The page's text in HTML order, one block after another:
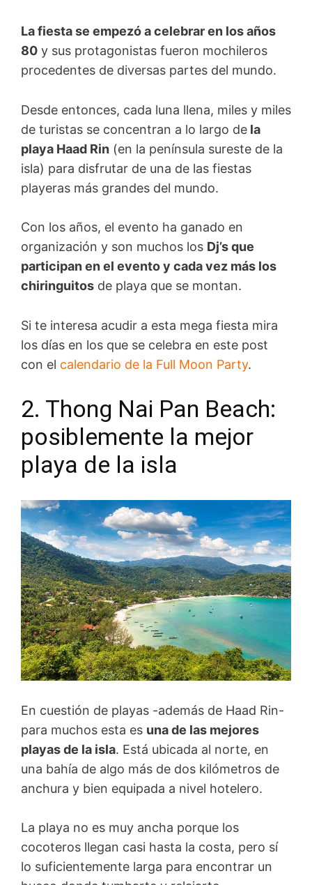
La fiesta se empezó a celebrar en los años
80 y sus protagonistas fueron mochileros
procedentes de diversas partes del mundo.
Desde entonces, cada luna llena, miles y miles
de turistas se concentran a lo largo de la
playa Haad Rin (en la península sureste de la
isla) para disfrutar de una de las fiestas
playeras más grandes del mundo.
Con los años, el evento ha ganado en
organización y son muchos los Dj’s que
participan en el evento y cada vez más los
chiringuitos de playa que se montan.
Si te interesa acudir a esta mega fiesta mira
los días en los que se celebra en este post
con el calendario de la Full Moon Party.
2. Thong Nai Pan Beach:
posiblemente la mejor
playa de la isla
En cuestión de playas -además de Haad Rin-
para muchos esta es una de las mejores
playas de la isla. Está ubicada al norte, en
una bahía de algo más de dos kilómetros de
anchura y bien equipada a nivel hotelero.
La playa no es muy ancha porque los
cocoteros llegan casi hasta la costa, pero sí
lo suficientemente larga para encontrar un